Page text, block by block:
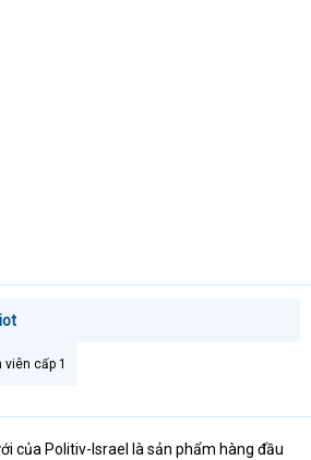
viên cấp 1
của Politiv-Israel là sản phẩm hàng đầu